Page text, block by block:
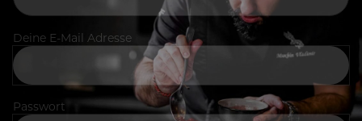
Deine E-Mail Adresse
Passwort